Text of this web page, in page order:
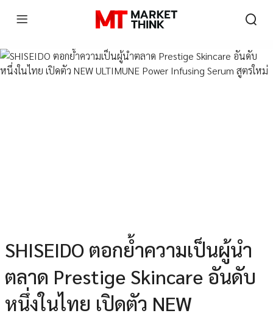
SHISEIDO ตอกย้ำความเป็นผู้นำ
ตลาด Prestige Skincare อันดับ
หนึ่งในไทย เปิดตัว NEW